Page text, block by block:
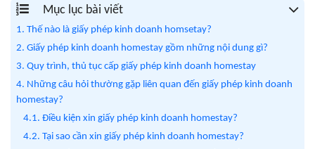
Mục lục bài viết
1. Thế nào là giấy phép kinh doanh homsetay?
2. Giấy phép kinh doanh homestay gồm những nội dung gì?
3. Quy trình, thủ tục cấp giấy phép kinh doanh homestay
4. Những câu hỏi thường gặp liên quan đến giấy phép kinh doanh
homestay?
4.1. Điều kiện xin giấy phép kinh doanh homestay?
4.2. Tại sao cần xin giấy phép kinh doanh homestay?